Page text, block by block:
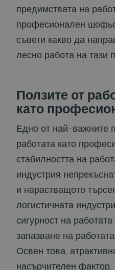
предимствата на
професионален
съвети какво да
лесно работа на тази
Ползите от
като
Едно от най-важните
работата като
стабилността на
индустрия
и нарастващото
логистичната
сигурност на
запазване на
Освен това,
насърчителен фактор.